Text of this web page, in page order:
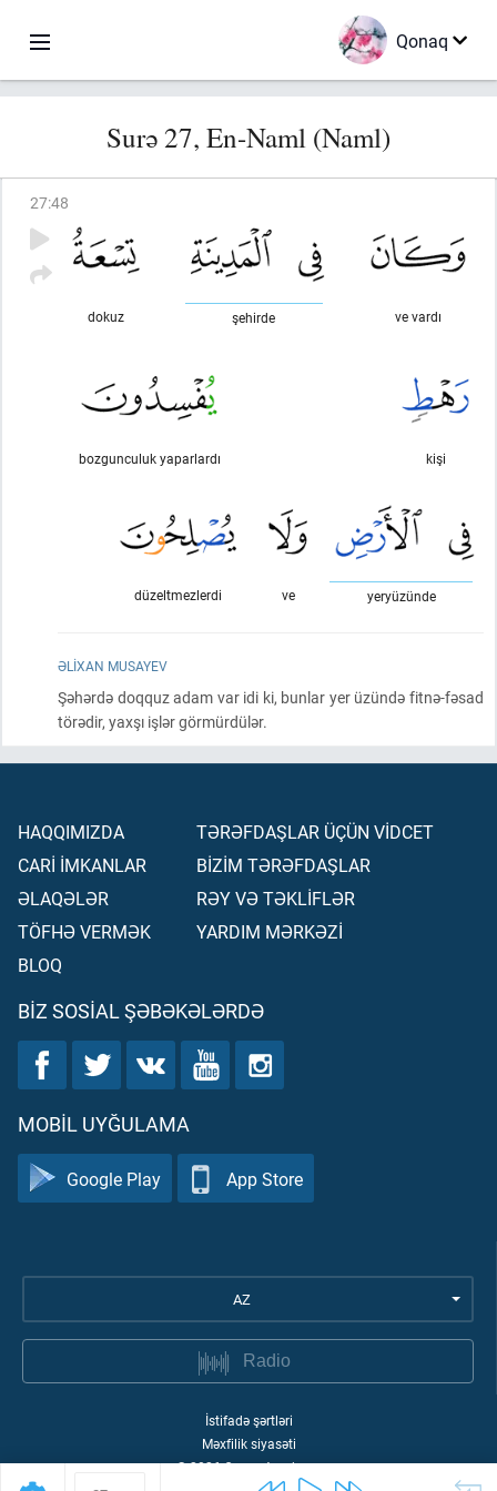
Qonaq
Surə 27, En-Naml (Naml)
27:48
ve vardı
şehirde
dokuz
kişi
bozgunculuk yaparlardı
yeryüzünde
ve
düzeltmezlerdi
ƏLIXAN MUSAYEV
Şəhərdə doqquz adam var idi ki, bunlar yer üzündə fitnə-fəsad
törədir, yaxşı işlər görmürdülər.
HAQQIMIZDA
CARİ İMKANLAR
ƏLAQƏLƏR
TÖFHƏ VERMƏK
BLOQ
TƏRƏFDAŞLAR ÜÇÜN VİDCET
BİZİM TƏRƏFDAŞLAR
RƏY VƏ TƏKLİFLƏR
YARDIM MƏRKƏZİ
BIZ SOSIAL ŞƏBƏKƏLƏRDƏ
MOBIL UYĞULAMA
Google Play App Store
AZ
Radio
İstifadə şərtləri
Məxfilik siyasəti
©2026Quran Academy